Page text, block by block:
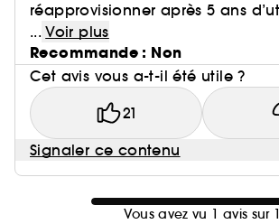
réapprovisionner après 5 ans
... Voir plus
Recommande : Non
Cet avis vous a-t-il été utile ?
21
Signaler ce contenu
Vous avez vu 1 avis sur 1